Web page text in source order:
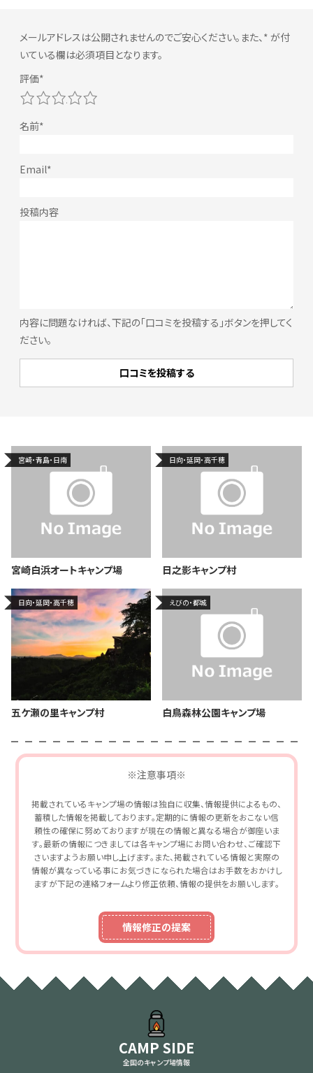
メールアドレスは公開されませんのでご安心ください。また、 * が付
いている欄は必須項目となります。
内容に問題なければ、下記の「口コミを投稿する」ボタンを押してく
ださい。
5
4
3
2
宮崎・青島・日南
宮崎白浜オートキャンプ場
日向・延岡・高千穂
日之影キャンプ村
日向・延岡・高千穂
五ケ瀬の里キャンプ村
えびの・都城
白鳥森林公園キャンプ場
※注意事項※
掲載されているキャンプ場の情報は独自に収集、情報提供によるもの、
蓄積した情報を掲載しております。定期的に情報の更新をおこない信
頼性の確保に努めておりますが現在の情報と異なる場合が御座いま
す。最新の情報につきましては各キャンプ場にお問い合わせ、ご確認下
さいますようお願い申し上げます。また、掲載されている情報と実際の
情報が異なっている事にお気づきになられた場合はお手数をおかけし
ますが下記の連絡フォームより修正依頼、情報の提供をお願いします。
情報修正の提案
CAMP SIDE
全国のキャンプ場情報